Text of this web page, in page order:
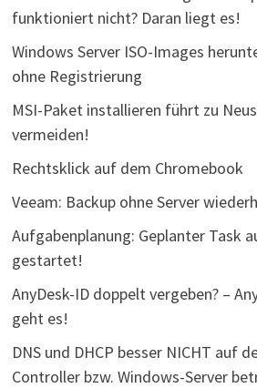
funktioniert nicht? Daran liegt es!
Windows Server ISO-Images
ohne Registrierung
MSI-Paket installieren führt zu
vermeiden!
Rechtsklick auf dem Chromebook
Veeam: Backup ohne Server
Aufgabenplanung: Geplanter Task
gestartet!
AnyDesk-ID doppelt vergeben? –
geht es!
DNS und DHCP besser NICHT auf
Controller bzw. Windows-Server